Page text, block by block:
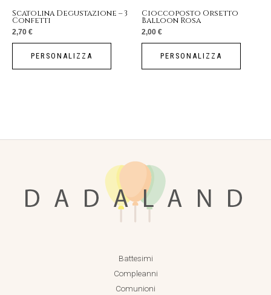
Scatolina Degustazione – 3
Confetti
2,70 €
PERSONALIZZA
Cioccoposto Orsetto
Balloon Rosa
2,00 €
PERSONALIZZA
Battesimi
Compleanni
Comunioni